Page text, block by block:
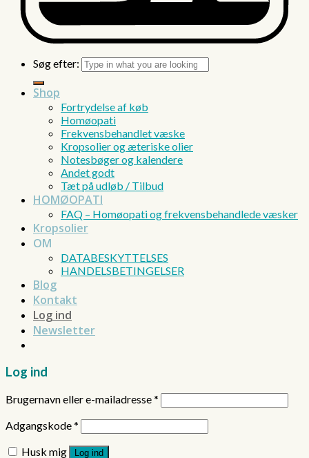
Søg efter:
Shop
Fortrydelse af køb
Homøopati
Frekvensbehandlet væske
Kropsolier og æteriske olier
Notesbøger og kalendere
Andet godt
Tæt på udløb / Tilbud
HOMØOPATI
FAQ – Homøopati og frekvensbehandlede væsker
Kropsolier
OM
DATABESKYTTELSES
HANDELSBETINGELSER
Blog
Kontakt
Log ind
Newsletter
Log ind
Brugernavn eller e-mailadresse*
Adgangskode*
Husk mig
Log ind